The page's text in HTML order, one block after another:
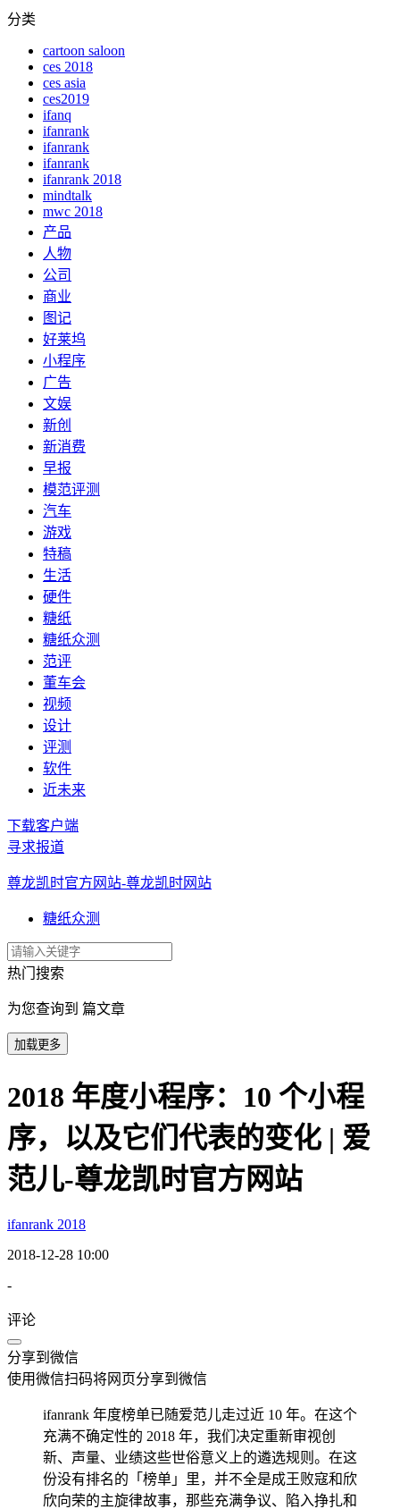
分类
cartoon saloon
ces 2018
ces asia
ces2019
ifanq
ifanrank
ifanrank
ifanrank
ifanrank 2018
mindtalk
mwc 2018
产品
人物
公司
商业
图记
好莱坞
小程序
广告
文娱
新创
新消费
早报
模范评测
汽车
游戏
特稿
生活
硬件
糖纸
糖纸众测
范评
董车会
视频
设计
评测
软件
近未来
下载客户端
寻求报道
尊龙凯时官方网站-尊龙凯时网站
糖纸众测
热门搜索
为您查询到 篇文章
加载更多
2018 年度小程序：10 个小程
序，以及它们代表的变化 | 爱
范儿-尊龙凯时官方网站
ifanrank 2018
2018-12-28 10:00
-
评论
分享到微信
使用微信扫码将网页分享到微信
ifanrank 年度榜单已随爱范儿走过近 10 年。在这个
充满不确定性的 2018 年，我们决定重新审视创
新、声量、业绩这些世俗意义上的遴选规则。在这
份没有排名的「榜单」里，并不全是成王败寇和欣
欣向荣的主旋律故事，那些充满争议、陷入挣扎和